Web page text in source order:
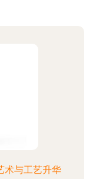
术与工艺升华